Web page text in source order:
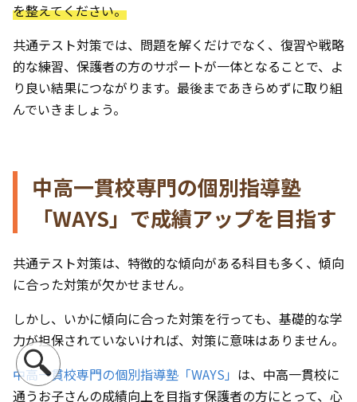
を整えてください。
共通テスト対策では、問題を解くだけでなく、復習や戦略
的な練習、保護者の方のサポートが一体となることで、よ
り良い結果につながります。最後まであきらめずに取り組
んでいきましょう。
中高一貫校専門の個別指導塾
「WAYS」で成績アップを目指す
共通テスト対策は、特徴的な傾向がある科目も多く、傾向
に合った対策が欠かせません。
しかし、いかに傾向に合った対策を行っても、基礎的な学
力が担保されていないければ、対策に意味はありません。
中高一貫校専門の個別指導塾「WAYS」 は、中高一貫校に
通うお子さんの成績向上を目指す保護者の方にとって、心